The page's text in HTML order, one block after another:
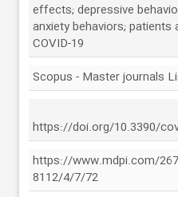
effects; depressive
anxiety behaviors; patients
COVID-19
Scopus - Master journals
https://doi.org/10.3390/
https://www.mdpi.com/
8112/4/7/72